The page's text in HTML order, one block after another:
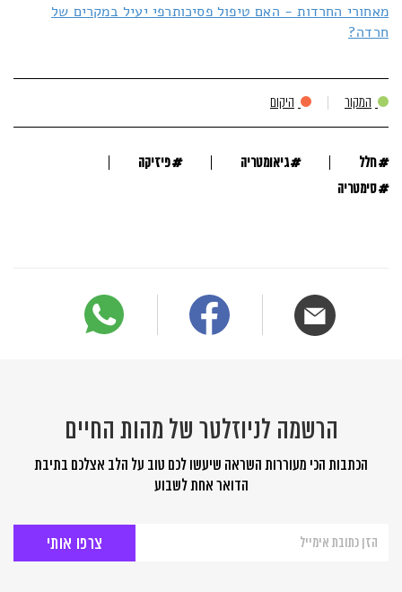
מאחורי החרדות - האם טיפול פסיכותרפי יעיל במקרים של
חרדה?
המקור היקום
#חלל #גיאומטריה #פיזיקה
#סימטריה
הרשמה לניוזלטר של מהות החיים
הכתבות הכי מעוררות השראה שיעשו לכם טוב על הלב אצלכם בתיבת
הדואר אחת לשבוע
לניוזלטר